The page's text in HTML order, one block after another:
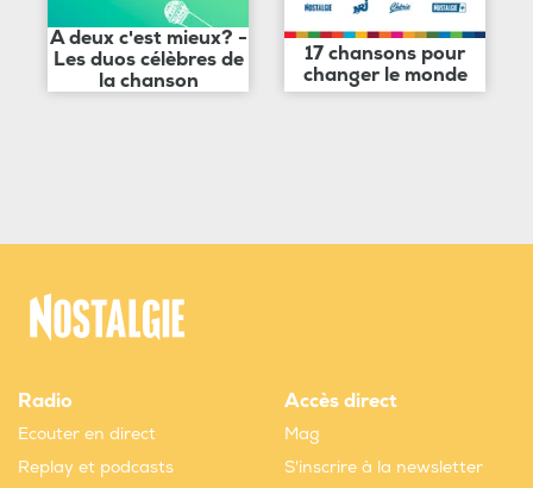
A deux c'est mieux? -
Les duos célèbres de
la chanson
17 chansons pour
changer le monde
Radio
Ecouter en direct
Replay et podcasts
Accès direct
Mag
S'inscrire à la newsletter